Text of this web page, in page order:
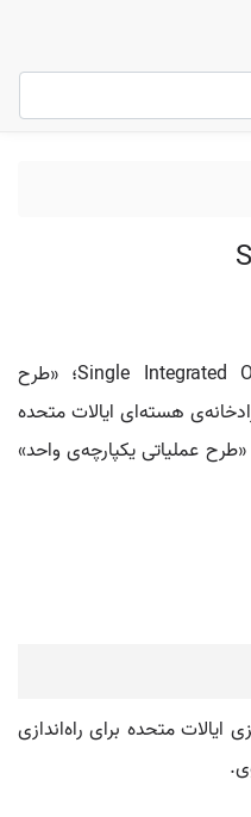
معمولاً مخفف Single Integrated Operational Plan؛ «طرح
هسته‌ای ایالات متحده
عملیاتی یکپارچه‌ی واحد»
متحده برای راه‌اندازی